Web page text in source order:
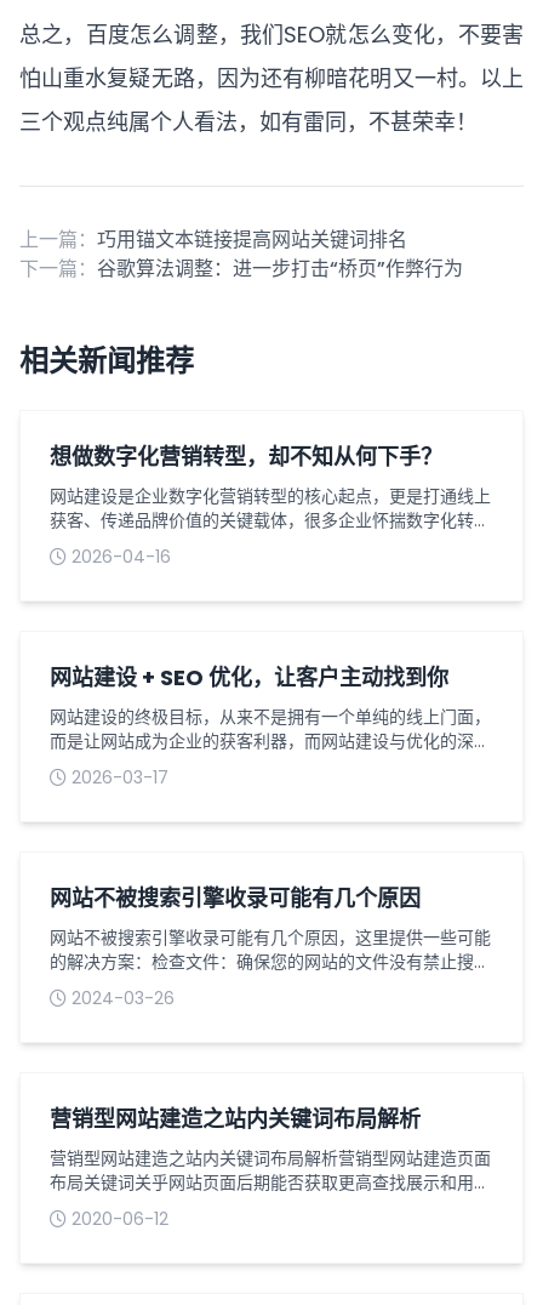
总之，百度怎么调整，我们SEO就怎么变化，不要害
怕山重水复疑无路，因为还有柳暗花明又一村。以上
三个观点纯属个人看法，如有雷同，不甚荣幸！
上一篇： 巧用锚文本链接提高网站关键词排名
下一篇： 谷歌算法调整：进一步打击“桥页”作弊行为
相关新闻推荐
想做数字化营销转型，却不知从何下手？
网站建设是企业数字化营销转型的核心起点，更是打通线上
获客、传递品牌价值的关键载体，很多企业怀揣数字化转型
的初心，却因缺乏清晰规划、不懂落地路径而无从下手，而
全案策划与网站建设的深度融合，正是为这类企业量身打造
不再是选择题，而是企业生存与发展的必答...
2026-04-16
网站建设 + SEO 优化，让客户主动找到你
网站建设的终极目标，从来不是拥有一个单纯的线上门面，
而是让网站成为企业的获客利器，而网站建设与优化的深度
结合，正是实现这一目标的关键，既能打造优质的企业官
网，又能让网站获得更高的搜索引擎排名，让有需求的客户
设计再优质、功能再完善，也很难被目标客...
2026-03-17
网站不被搜索引擎收录可能有几个原因
网站不被搜索引擎收录可能有几个原因，这里提供一些可能
的解决方案：检查文件：确保您的网站的文件没有禁止搜索
引擎抓取网站的指令。如果搜索引擎的爬虫被错误地阻止，
它们将无法索引您的网站内容。使用搜索引擎的站长工具：
擎，有助于搜索引擎发现和抓取网站上的所有...
2024-03-26
营销型网站建造之站内关键词布局解析
营销型网站建造之站内关键词布局解析营销型网站建造页面
布局关键词关乎网站页面后期能否获取更高查找展示和用户
体会，关键词合理布局在各个网站页面中，既能保证一个网
站设置几十上百个关键词的可能，添加网站被索引、查找、
2020-06-12